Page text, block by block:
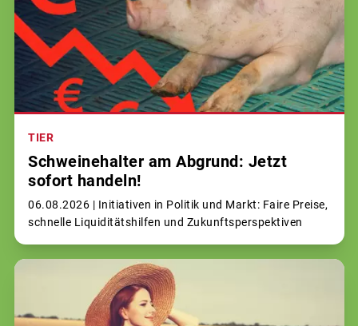
TIER
Schweinehalter am Abgrund: Jetzt
sofort handeln!
06.08.2026 | Initiativen in Politik und Markt: Faire Preise,
schnelle Liquiditätshilfen und Zukunftsperspektiven